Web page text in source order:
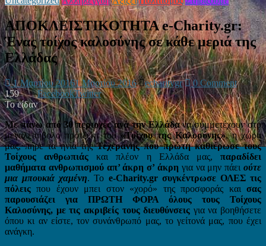
ΑΠΟΚΛΕΙΣΤΙΚΟΤΗΤΑ e-Charity.gr:
Ένας τοίχος καλοσύνης σε κάθε μεριά της
Ελλάδας
1 Μαρτίου 20161 Μαρτίου 2016 echaritygr
0 Comment
159
Το είδαν
FacebookTwitter
Με πάνω από 30 περιοχές ανά την Ελλάδανα συμμετέχουν στο
μεγαλεπήβολο πρότζεκτ του«Τοίχου της Καλοσύνης», η χώρα
μας, πήρε τα ηνία τηςΤεχεράνης που πρώτη καθιέρωσε τους
Τοίχους ανθρωπιάς και πλέον η Ελλάδα μας,παραδίδει
μαθήματα ανθρωπισμού απ’ άκρη σ’ άκρη για να μην πάει ούτε
μια μπουκιά χαμένη. Το e-Charity.gr συγκέντρωσε ΟΛΕΣ τις
πόλεις που έχουν μπει στον «χορό» της προσφοράς και σας
παρουσιάζει για ΠΡΩΤΗ ΦΟΡΑ όλους τους Τοίχους
Καλοσύνης, με τις ακριβείς τους διευθύνσεις για να βοηθήσετε
όπου κι αν είστε, τον συνάνθρωπό μας, το γείτονά μας, που έχει
ανάγκη.